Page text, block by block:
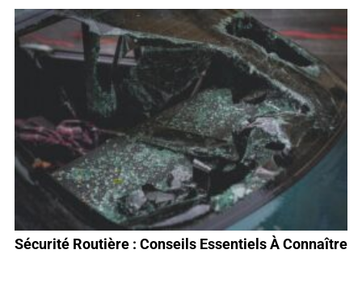
Sécurité Routière : Conseils Essentiels À Connaître